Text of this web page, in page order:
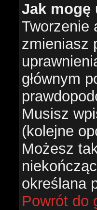
Jak mogę
Tworzenie
zmieniasz
głównym
Musisz
(kolejne
Możesz
określana
Powrót do